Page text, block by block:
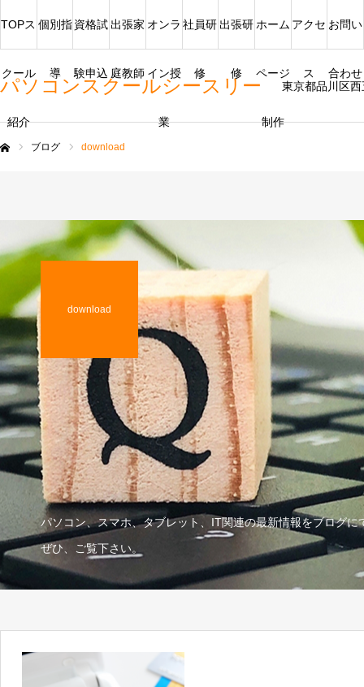
パソコンスクールシースリー 東京都品川区
TOPス
クール
紹介
個別指
導
資格試
験申込
出張家
庭教師
オンラ
イン授
業
社員研
修
出張研
修
ホーム
ページ
制作
アクセ
ス
お問い
合わせ
ブログ download
download
パソコン、スマホ、タブレット、IT関連の最新情報をブログに
ぜひ、ご覧下さい。